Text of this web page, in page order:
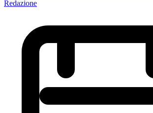
Redazione